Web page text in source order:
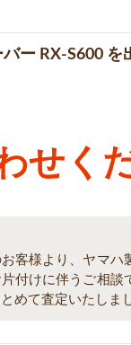
ー RX-S600 を
せく
客様より、ヤマハ
付けに伴うご相談
めて査定いたしま